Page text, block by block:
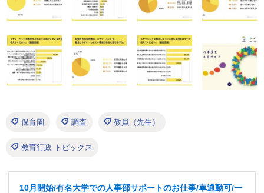
保育園 調査 教員（先生）
教育行政 トピックス
10月開始/有名大学での人事部サポートのお仕事/車通勤可/一